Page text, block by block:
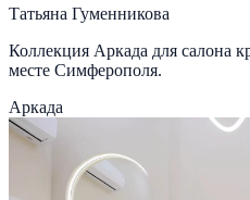
Татьяна Гуменникова
Коллекция Аркада для салона
месте Симферополя.
Аркада